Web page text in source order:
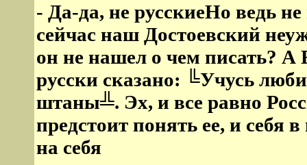
- Да-да, не русскиеНо ведь
сейчас наш Достоевский
он не нашел о чем писать?
русски сказано: ╚Учусь
штаны╩. Эх, и все равно
предстоит понять ее, и
на себя